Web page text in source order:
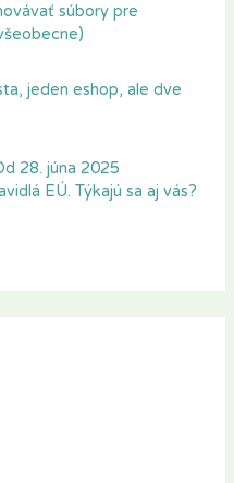
súbory pre
jeden eshop, ale dve
28. júna 2025
EÚ. Týkajú sa aj vás?